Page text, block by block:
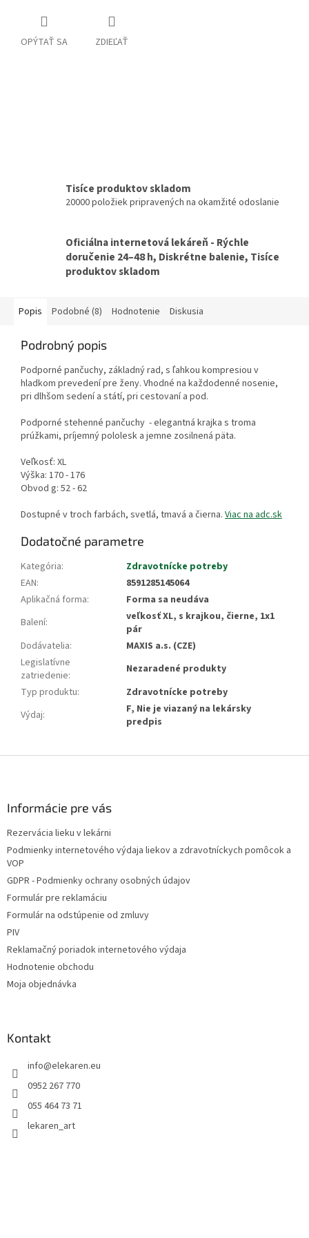
OPÝTAŤ SA ZDIEĽAŤ
Tisíce produktov skladom
20000 položiek pripravených na okamžité odoslanie
Oficiálna internetová lekáreň - Rýchle
doručenie 24–48 h, Diskrétne balenie, Tisíce
produktov skladom
Popis Podobné (8) Hodnotenie Diskusia
Podrobný popis
Podporné pančuchy, základný rad, s ľahkou kompresiou v
hladkom prevedení pre ženy. Vhodné na každodenné nosenie,
pri dlhšom sedení a státí, pri cestovaní a pod.
Podporné stehenné pančuchy - elegantná krajka s troma
prúžkami, príjemný pololesk a jemne zosilnená päta.
Veľkosť: XL
Výška: 170 - 176
Obvod g: 52 - 62
Dostupné v troch farbách, svetlá, tmavá a čierna. Viac na adc.sk
Dodatočné parametre
Kategória:
Zdravotnícke potreby
EAN:
8591285145064
Aplikačná forma:
Forma sa neudáva
Balení:
veľkosť XL, s krajkou, čierne, 1x1
pár
Dodávatelia:
MAXIS a.s. (CZE)
Legislatívne
zatriedenie:
Nezaradené produkty
Typ produktu:
Zdravotnícke potreby
Výdaj:
F, Nie je viazaný na lekársky
predpis
Informácie pre vás
Rezervácia lieku v lekárni
Podmienky internetového výdaja liekov a zdravotníckych pomôcok a
VOP
GDPR - Podmienky ochrany osobných údajov
Formulár pre reklamáciu
Formulár na odstúpenie od zmluvy
PIV
Reklamačný poriadok internetového výdaja
Hodnotenie obchodu
Moja objednávka
Kontakt
info@elekaren.eu
0952 267 770
055 464 73 71
lekaren_art